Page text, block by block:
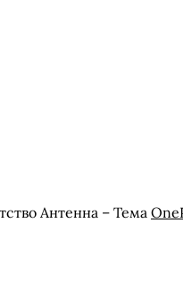
Антенна – Тема